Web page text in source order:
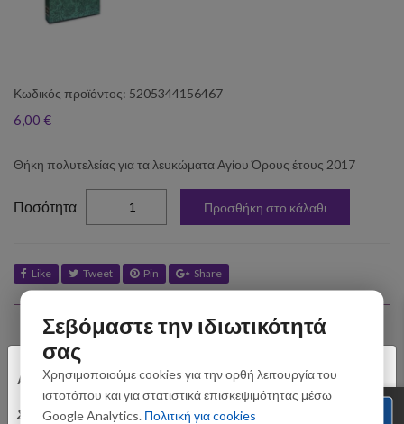
Αγαπητοί Πελάτες
Σας ενημερώνουμε ότι οι παραγγελίες που θα
Κωδικός προϊόντος: 5205344156467
6,00 €
Θήκη πολυτελείας για τα λευκώματα Αγίου Όρους έτους 2017
Ποσότητα Προσθήκη στο κάλαθι
Like Tweet Pin Share
Σχετικά Προϊόντα
Σεβόμαστε την ιδιωτικότητά
σας
Χρησιμοποιούμε cookies για την ορθή λειτουργία του
ιστοτόπου και για στατιστικά επισκεψιμότητας μέσω
Google Analytics. Πολιτική για cookies